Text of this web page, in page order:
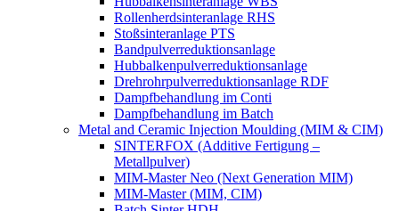
Rollenherdsinteranlage RHS
Stoßsinteranlage PTS
Bandpulverreduktionsanlage
Hubbalkenpulverreduktionsanlage
Drehrohrpulverreduktionsanlage RDF
Dampfbehandlung im Conti
Dampfbehandlung im Batch
Metal and Ceramic Injection Moulding (MIM & CIM)
SINTERFOX (Additive Fertigung –
Metallpulver)
MIM-Master Neo (Next Generation MIM)
MIM-Master (MIM, CIM)